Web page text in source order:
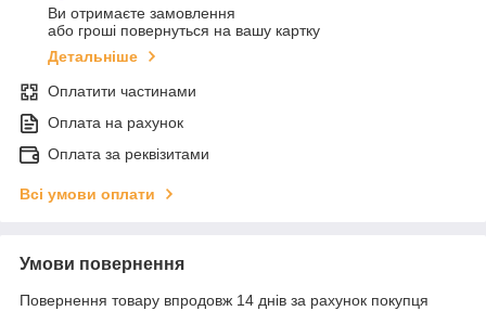
Ви отримаєте замовлення
або гроші повернуться на вашу картку
Детальніше
Оплатити частинами
Оплата на рахунок
Оплата за реквізитами
Всі умови оплати
Умови повернення
Повернення товару впродовж 14 днів за рахунок покупця